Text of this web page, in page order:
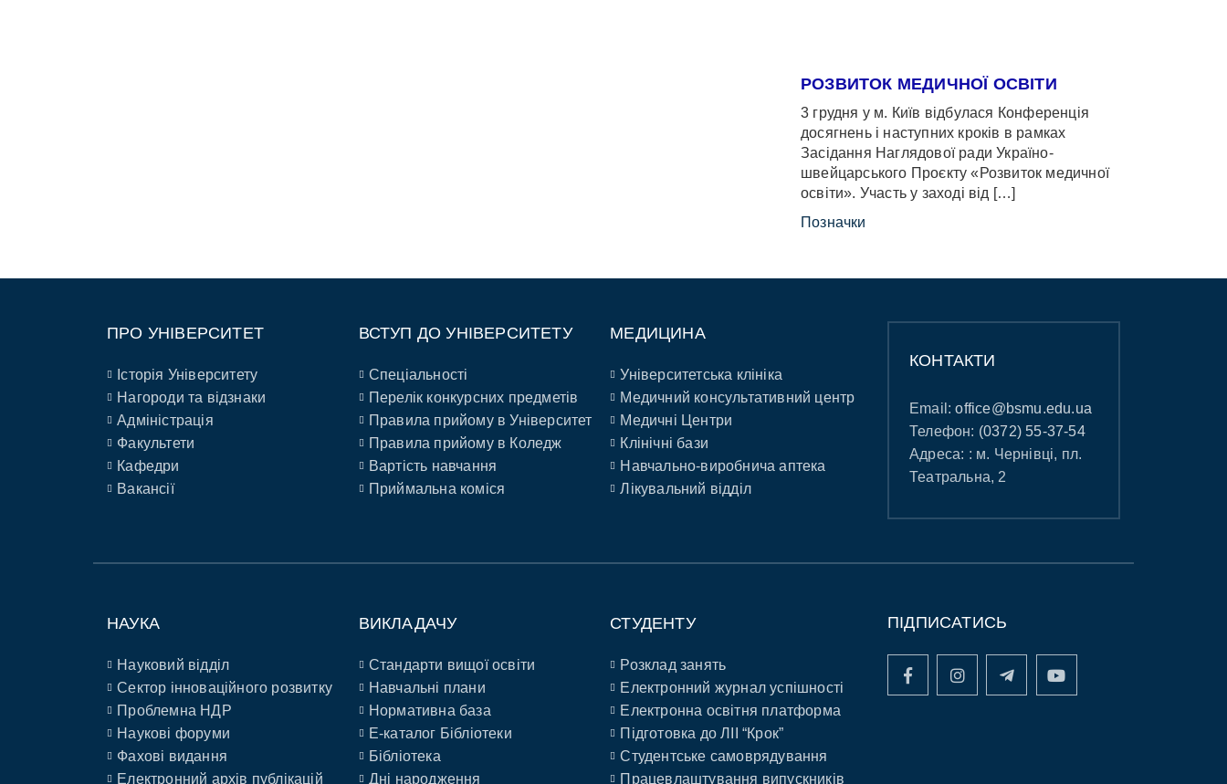
РОЗВИТОК МЕДИЧНОЇ ОСВІТИ
3 грудня у м. Київ відбулася Конференція
досягнень і наступних кроків в рамках
Засідання Наглядової ради Україно-
швейцарського Проєкту «Розвиток медичної
освіти». Участь у заході від […]
Позначки
ПРО УНІВЕРСИТЕТ
Історія Університету
Нагороди та відзнаки
Адміністрація
Факультети
Кафедри
Вакансії
ВСТУП ДО УНІВЕРСИТЕТУ
Спеціальності
Перелік конкурсних предметів
Правила прийому в Університет
Правила прийому в Коледж
Вартість навчання
Приймальна коміся
МЕДИЦИНА
Університетська клініка
Медичний консультативний центр
Медичні Центри
Клінічні бази
Навчально-виробнича аптека
Лікувальний відділ
КОНТАКТИ
Email:office@bsmu.edu.ua
Телефон: (0372) 55-37-54
Адреса: : м. Чернівці, пл.
Театральна, 2
НАУКА
Науковий відділ
Сектор інноваційного розвитку
Проблемна НДР
Наукові форуми
Фахові видання
Електронний архів публікацій
ВИКЛАДАЧУ
Стандарти вищої освіти
Навчальні плани
Нормативна база
E-каталог Бібліотеки
Бібліотека
Дні народження
СТУДЕНТУ
Розклад занять
Електронний журнал успішності
Електронна освітня платформа
Підготовка до ЛІІ “Крок”
Студентське самоврядування
Працевлаштування випускників
ПІДПИСАТИСЬ